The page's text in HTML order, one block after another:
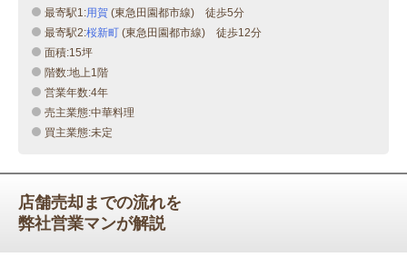
最寄駅1:用賀 (東急田園都市線) 徒歩5分
最寄駅2:桜新町 (東急田園都市線) 徒歩12分
面積:15坪
階数:地上1階
営業年数:4年
売主業態:中華料理
買主業態:未定
店舗売却までの流れを
弊社営業マンが解説